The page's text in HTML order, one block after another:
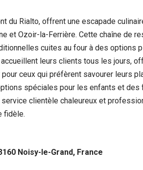
du Rialto, offrent une escapade
et Ozoir-la-Ferrière. Cette chaîne de
cuites au four à des options
accueillent leurs clients tous les jours,
ceux qui préfèrent savourer leurs
spéciales pour les enfants et
clientèle chaleureux et
fidèle.
Noisy-le-Grand, France